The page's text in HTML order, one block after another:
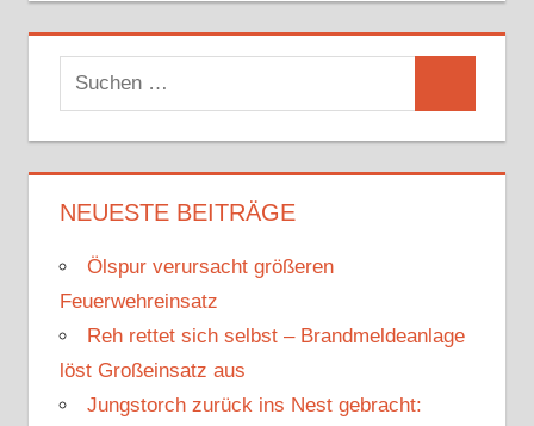
u
c
h
e
a
h
c
NEUESTE BEITRÄGE
Ölspur verursacht größeren
Feuerwehreinsatz
Reh rettet sich selbst – Brandmeldeanlage
löst Großeinsatz aus
Jungstorch zurück ins Nest gebracht: